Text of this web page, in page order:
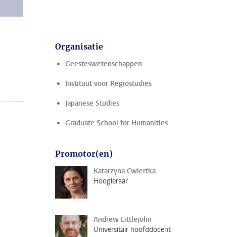
Organisatie
Geesteswetenschappen
Instituut voor Regiostudies
Japanese Studies
Graduate School for Humanities
Promotor(en)
Katarzyna Cwiertka
Hoogleraar
Andrew Littlejohn
Universitair hoofddocent